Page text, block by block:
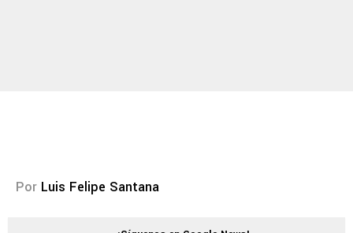
Por Luis Felipe Santana